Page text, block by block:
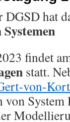
hat
findet
statt.
von-